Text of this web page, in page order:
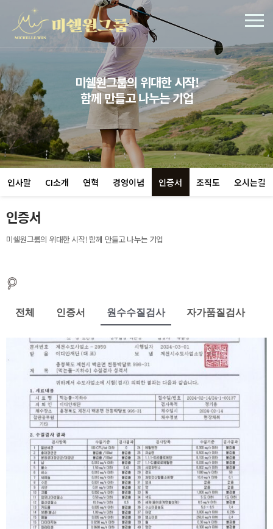
미쉘원그룹의 위대한 시작!
함께 만들고 나누는 기업
인사말 CI소개 연혁 경영이념 인증서 조직도 오시는길
인증서
미쉘원그룹의 위대한 시작! 함께 만들고 나누는 기업
전체 인증서 원수수질검사 자가품질검사